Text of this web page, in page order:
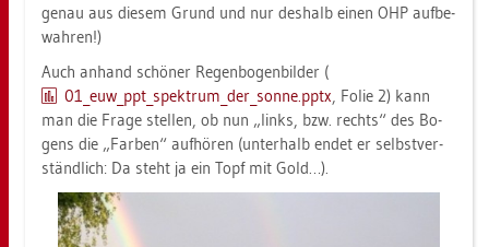
genau aus die­sem Grund und nur des­halb einen OHP auf­be­
wah­ren!)
Auch an­hand schö­ner Re­gen­bo­gen­bil­der (
01_eu­w_pp­t_­spek­trum_­der_­son­ne.pptx, Folie 2) kann
man die Frage stel­len, ob nun „links, bzw. rechts“ des Bo­
gens die „Far­ben“ auf­hö­ren (un­ter­halb endet er selbst­ver­
ständ­lich: Da steht ja ein Topf mit Gold…).